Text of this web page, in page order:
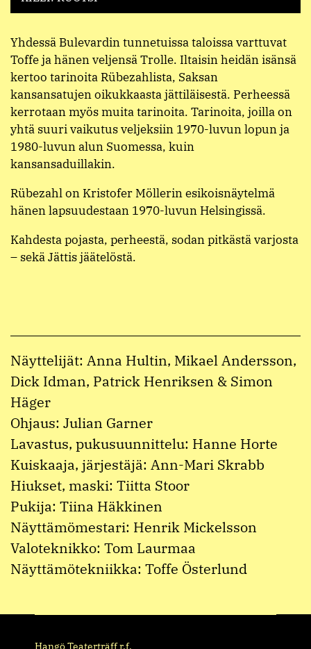
Yhdessä Bulevardin tunnetuissa taloissa varttuvat
Toffe ja hänen veljensä Trolle. Iltaisin heidän isänsä
kertoo tarinoita Rübezahlista, Saksan
kansansatujen oikukkaasta jättiläisestä. Perheessä
kerrotaan myös muita tarinoita. Tarinoita, joilla on
yhtä suuri vaikutus veljeksiin 1970-luvun lopun ja
1980-luvun alun Suomessa, kuin
kansansaduillakin.
Rübezahl on Kristofer Möllerin esikoisnäytelmä
hänen lapsuudestaan 1970-luvun Helsingissä.
Kahdesta pojasta, perheestä, sodan pitkästä varjosta
– sekä Jättis jäätelöstä.
Näyttelijät: Anna Hultin, Mikael Andersson,
Dick Idman, Patrick Henriksen & Simon
Häger
Ohjaus: Julian Garner
Lavastus, pukusuunnittelu: Hanne Horte
Kuiskaaja, järjestäjä: Ann-Mari Skrabb
Hiukset, maski: Tiitta Stoor
Pukija: Tiina Häkkinen
Näyttämömestari: Henrik Mickelsson
Valoteknikko: Tom Laurmaa
Näyttämötekniikka: Toffe Österlund
Hangö Teaterträff r.f.